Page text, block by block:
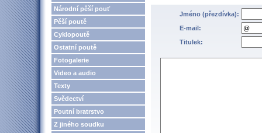
Národní pěší pouť
Pěší poutě
Cyklopoutě
Ostatní poutě
Fotogalerie
Video a audio
Texty
Svědectví
Poutní bratrstvo
Z jiného soudku
Jméno (přezdívka):
E-mail:
Titulek: